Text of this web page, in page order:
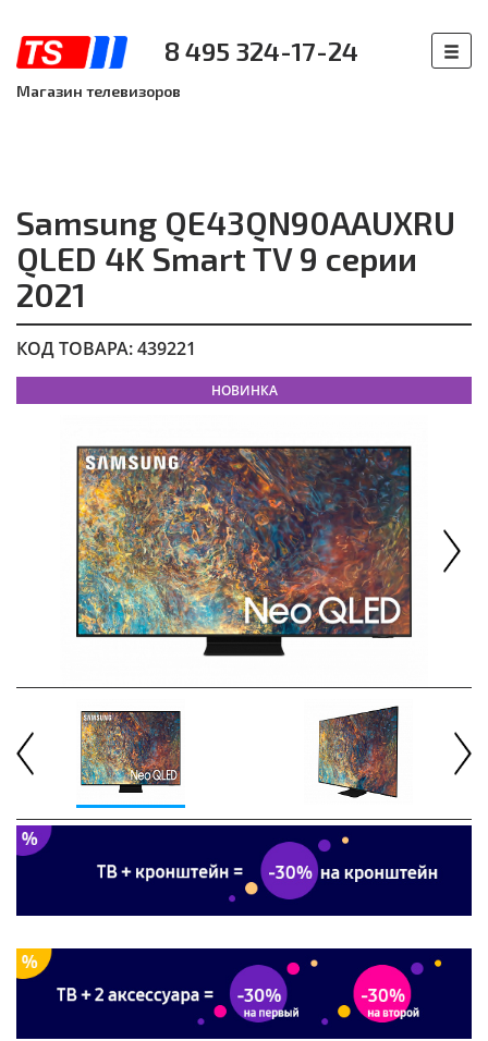
8 495 324-17-24
Магазин телевизоров
Samsung QE43QN90AAUXRU
QLED 4K Smart TV 9 серии
2021
КОД ТОВАРА: 439221
НОВИНКА